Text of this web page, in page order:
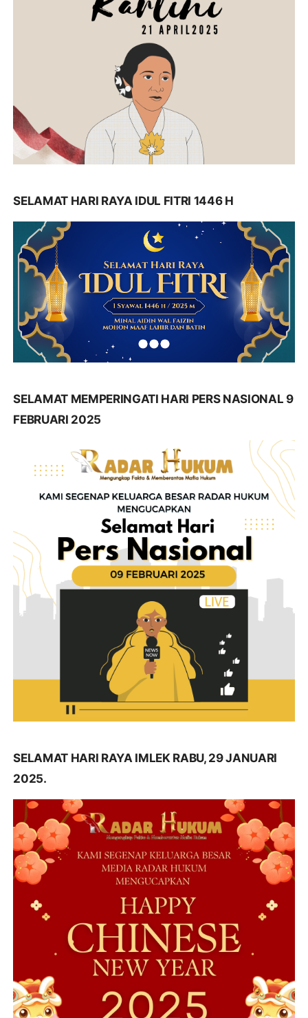
SELAMAT HARI RAYA IDUL FITRI 1446 H
SELAMAT MEMPERINGATI HARI PERS NASIONAL 9
FEBRUARI 2025
SELAMAT HARI RAYA IMLEK RABU, 29 JANUARI
2025.